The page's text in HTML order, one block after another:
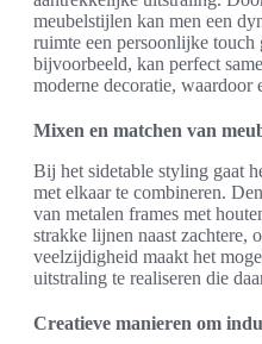
meubelstijlen kan men een
ruimte een persoonlijke touch
bijvoorbeeld, kan perfect
moderne decoratie, waardoor
Mixen en matchen van
Bij het sidetable styling gaat
met elkaar te combineren.
van metalen frames met
strakke lijnen naast zachtere,
veelzijdigheid maakt het
uitstraling te realiseren die
Creatieve manieren om